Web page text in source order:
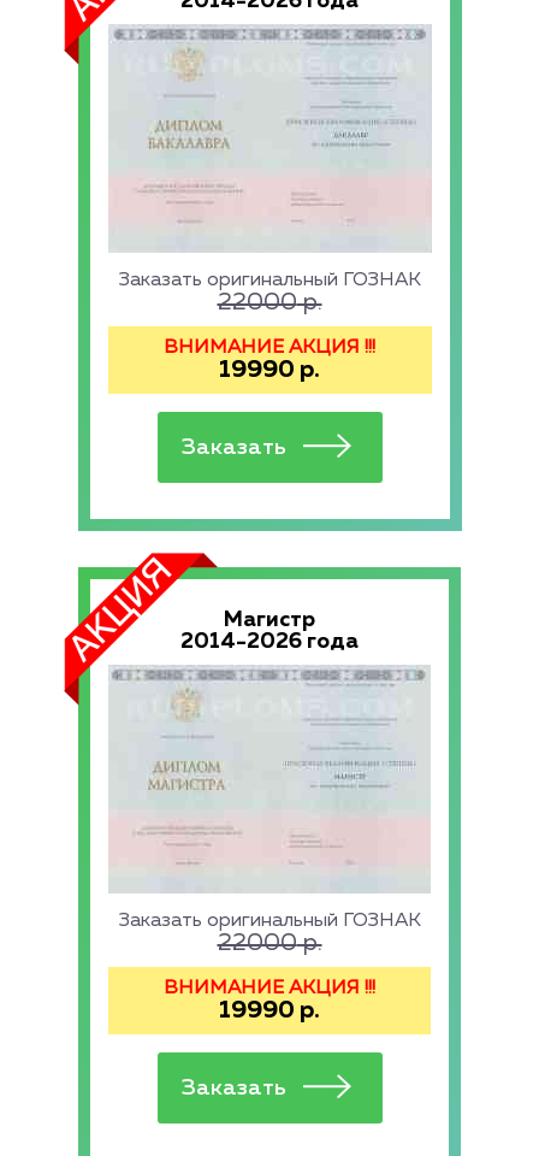
Заказать оригинальный ГОЗНАК
22000р.
ВНИМАНИЕ АКЦИЯ !!!
19990 р.
Магистр
2014-2026 года
Заказать оригинальный ГОЗНАК
22000р.
ВНИМАНИЕ АКЦИЯ !!!
19990 р.